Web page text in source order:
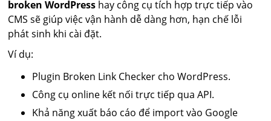
broken WordPress hay công cụ tích hợp trực tiếp vào
CMS sẽ giúp việc vận hành dễ dàng hơn, hạn chế lỗi
phát sinh khi cài đặt.
Ví dụ:
Plugin Broken Link Checker cho WordPress.
Công cụ online kết nối trực tiếp qua API.
Khả năng xuất báo cáo để import vào Google